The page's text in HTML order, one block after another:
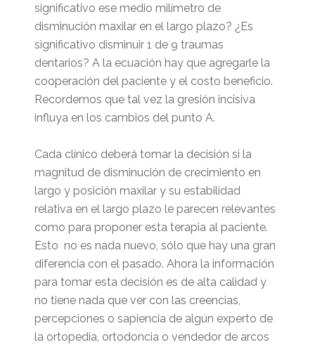
significativo ese medio milímetro de
disminución maxilar en el largo plazo? ¿Es
significativo disminuir 1 de 9 traumas
dentarios? A la ecuación hay que agregarle la
cooperación del paciente y el costo beneficio.
Recordemos que tal vez la gresión incisiva
influya en los cambios del punto A.
Cada clínico deberá tomar la decisión si la
magnitud de disminución de crecimiento en
largo y posición maxilar y su estabilidad
relativa en el largo plazo le parecen relevantes
como para proponer esta terapia al paciente.
Esto no es nada nuevo, sólo que hay una gran
diferencia con el pasado. Ahora la información
para tomar esta decisión es de alta calidad y
no tiene nada que ver con las creencias,
percepciones o sapiencia de algún experto de
la ortopedia, ortodoncia o vendedor de arcos